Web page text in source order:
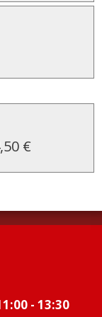
€
- 13:30